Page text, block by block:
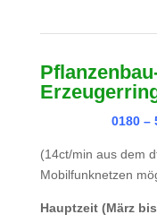
0180 –
(14ct/min aus dem
Mobilfunknetzen
Hauptzeit (März